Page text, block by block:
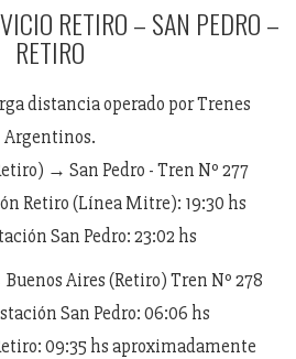
RETIRO – SAN PEDRO –
RETIRO
distancia operado por Trenes
Argentinos.
→ San Pedro - Tren Nº 277
Retiro (Línea Mitre): 19:30 hs
San Pedro: 23:02 hs
Aires (Retiro) Tren Nº 278
San Pedro: 06:06 hs
09:35 hs aproximadamente